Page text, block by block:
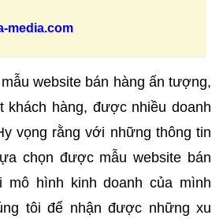
media.com
website bán hàng ấn tượng,
khách hàng, được nhiều doanh
vọng rằng với những thông tin
chọn được mẫu website bán
mô hình kinh doanh của mình
tôi để nhận được những xu